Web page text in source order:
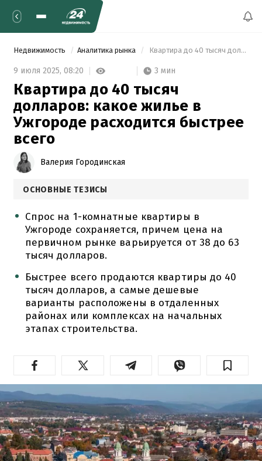
Недвижимость Аналитика рынка Квартира до 40 тысяч долларов: какое жилье в Ужгороде расходится быстрее всего
9 июля 2025, 08:20 3 мин
Квартира до 40 тысяч
долларов: какое жилье в
Ужгороде расходится быстрее
всего
Валерия Городинская
ОСНОВНЫЕ ТЕЗИСЫ
Спрос на 1-комнатные квартиры в
Ужгороде сохраняется, причем цена на
первичном рынке варьируется от 38 до 63
тысяч долларов.
Быстрее всего продаются квартиры до 40
тысяч долларов, а самые дешевые
варианты расположены в отдаленных
районах или комплексах на начальных
этапах строительства.